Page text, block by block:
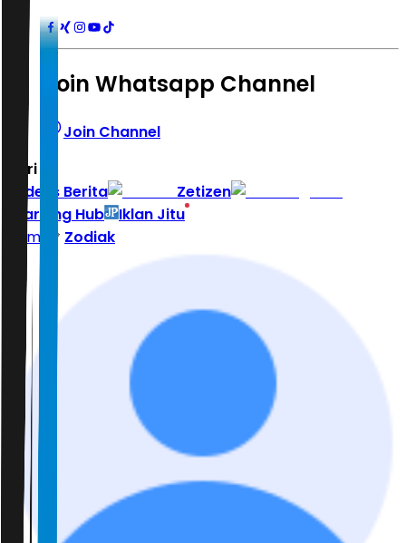
Join Whatsapp Channel
Join Channel
Hari ini
Indeks Berita
Zetizen
Learning Hub
Iklan Jitu
Home
Zodiak